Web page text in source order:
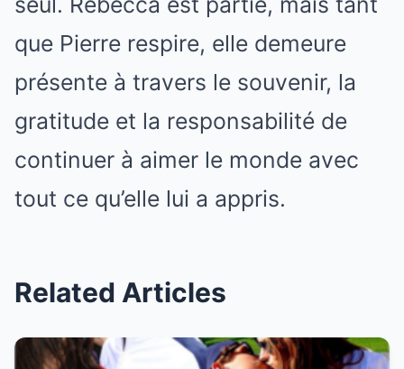
que Pierre respire, elle demeure
présente à travers le souvenir, la
gratitude et la responsabilité de
continuer à aimer le monde avec
tout ce qu’elle lui a appris.
Related Articles